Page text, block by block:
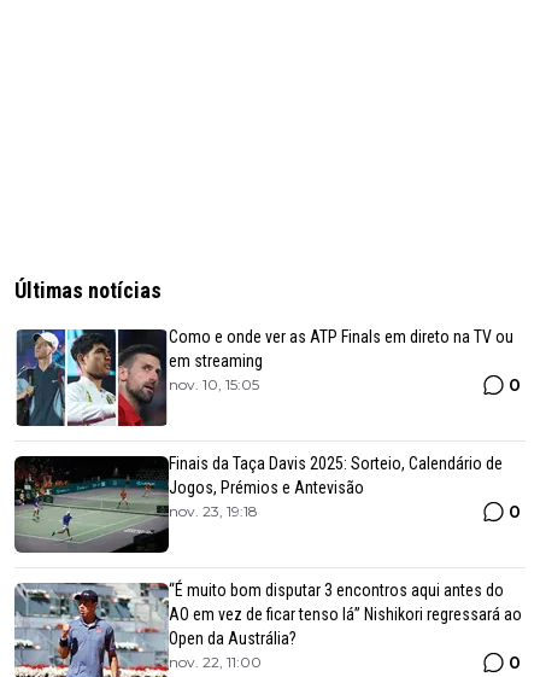
Últimas notícias
Como e onde ver as ATP Finals em direto na TV ou
em streaming
nov. 10, 15:05 0
Finais da Taça Davis 2025: Sorteio, Calendário de
Jogos, Prémios e Antevisão
nov. 23, 19:18 0
“É muito bom disputar 3 encontros aqui antes do
AO em vez de ficar tenso lá” Nishikori regressará ao
Open da Austrália?
nov. 22, 11:00 0